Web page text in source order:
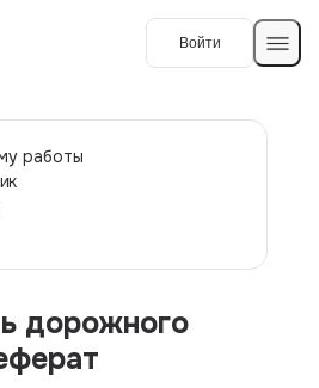
Войти
работы
дорожного